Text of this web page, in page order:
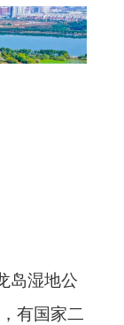
岛湿地公
有国家二